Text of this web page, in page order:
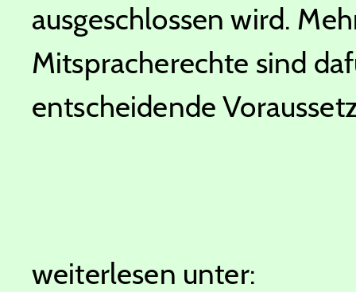
ausgeschlossen wird.
Mitspracherechte sind
entscheidende
weiterlesen unter: